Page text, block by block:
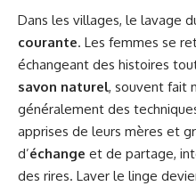
Dans les villages, le lavage
courante. Les femmes se
échangeant des histoires
savon naturel, souvent fait
généralement des
apprises de leurs mères et
d’échange et de partage,
des rires. Laver le linge